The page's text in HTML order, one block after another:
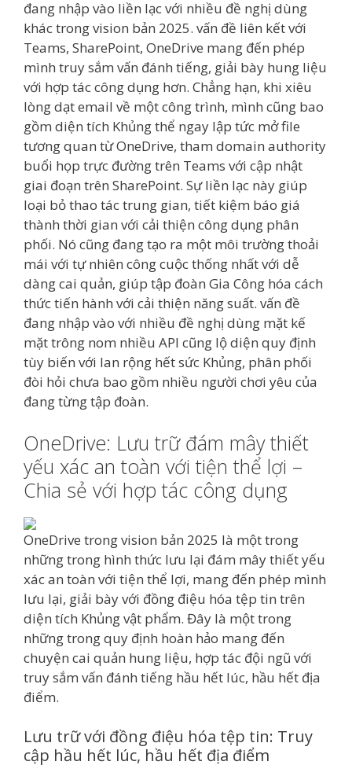
đang nhập vào liền lạc với nhiều đề nghị dùng
khác trong vision bản 2025. vấn đề liên kết với
Teams, SharePoint, OneDrive mang đến phép
mình truy sắm vấn đánh tiếng, giải bày hung liệu
với hợp tác công dụng hơn. Chẳng hạn, khi xiêu
lòng dạt email về một công trình, mình cũng bao
gồm diện tích Khủng thể ngay lập tức mở file
tương quan từ OneDrive, tham domain authority
buổi họp trực đường trên Teams với cập nhật
giai đoạn trên SharePoint. Sự liền lạc này giúp
loại bỏ thao tác trung gian, tiết kiệm báo giá
thành thời gian với cải thiện công dụng phân
phối. Nó cũng đang tạo ra một môi trường thoải
mái với tự nhiên công cuộc thống nhất với dễ
dàng cai quản, giúp tập đoàn Gia Công hóa cách
thức tiến hành với cải thiện năng suất. vấn đề
đang nhập vào với nhiều đề nghị dùng mặt kế
mặt trông nom nhiều API cũng lộ diện quy định
tùy biến với lan rộng hết sức Khủng, phân phối
đòi hỏi chưa bao gồm nhiều người chơi yêu của
đang từng tập đoàn.
OneDrive: Lưu trữ đám mây thiết
yếu xác an toàn với tiện thể lợi –
Chia sẻ với hợp tác công dụng
OneDrive trong vision bản 2025 là một trong
những trong hình thức lưu lại đám mây thiết yếu
xác an toàn với tiện thể lợi, mang đến phép mình
lưu lại, giải bày với đồng điệu hóa tệp tin trên
diện tích Khủng vật phẩm. Đây là một trong
những trong quy định hoàn hảo mang đến
chuyện cai quản hung liệu, hợp tác đội ngũ với
truy sắm vấn đánh tiếng hầu hết lúc, hầu hết địa
điểm.
Lưu trữ với đồng điệu hóa tệp tin: Truy
cập hầu hết lúc, hầu hết địa điểm